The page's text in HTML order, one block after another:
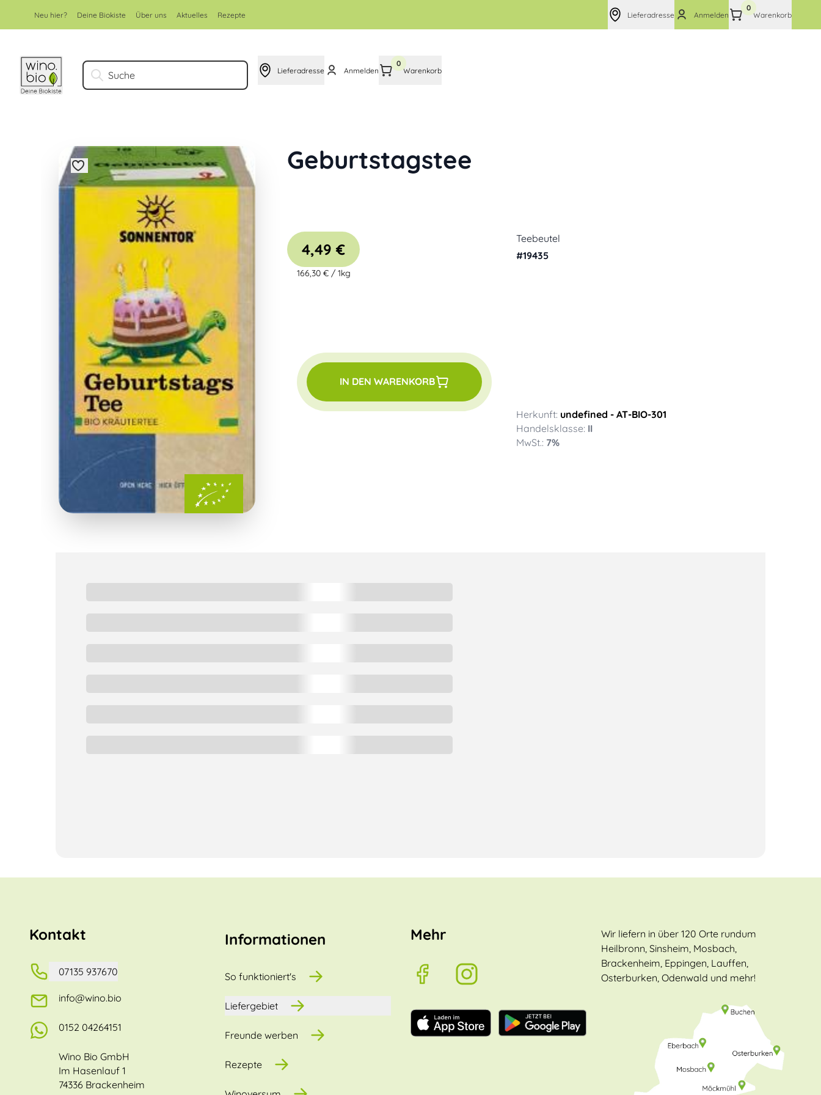
Neu hier? Deine Biokiste Über uns Aktuelles Rezepte Lieferadresse Anmelden
0
Warenkorb
Suche Lieferadresse Anmelden
0
Warenkorb
Geburtstagstee
Teebeutel
#19435
Herkunft: undefined - AT-BIO-301
Handelsklasse: II
MwSt.: 7%
4,49 €
166,30 €/ 1kg
IN DEN WARENKORB
Kontakt
07135 937670
info@wino.bio
0152 04264151
Wino Bio GmbH
Im Hasenlauf 1
74336 Brackenheim
Informationen
So funktioniert's
Liefergebiet
Freunde werben
Rezepte
Mehr
Wir liefern in über 120 Orte rundum
Heilbronn, Sinsheim, Mosbach,
Brackenheim, Eppingen, Lauffen,
Osterburken, Odenwald und mehr!